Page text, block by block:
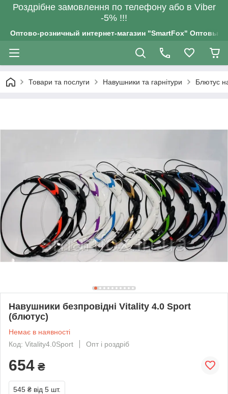
Роздрiбне замовлення по телефону або в Viber
-5% !!!
Оптово-розничный интернет-магазин "SmartFox" Оптовым
Товари та послуги Навушники та гарнітури Блютус
Навушники безпровідні Vitality 4.0 Sport
(блютус)
Немає в наявності
Код: Vitality4.0Sport
Опт і роздріб
654 ₴
545 ₴ від 5 шт.